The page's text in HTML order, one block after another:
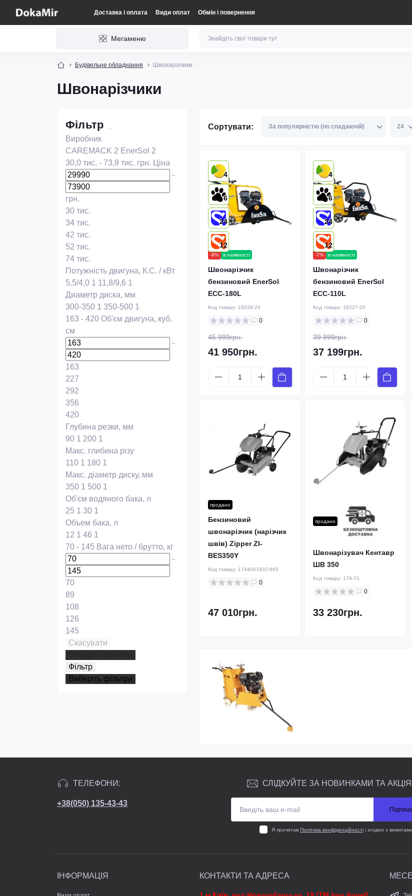
Доставка і оплата Види оплат Обмін і повернення
Мегаменю
Будівельне обладнання Швонарізчики
Швонарізчики
Фільтр
Виробник
CAREMACK 2 EnerSol 2
30,0 тис. - 73,9 тис. грн. Ціна
-
грн.
30 тис.
34 тис.
42 тис.
52 тис.
74 тис.
Потужність двигуна, К.С. / кВт
5,5/4,0 1 11,8/9,6 1
Диаметр диска, мм
300-350 1 350-500 1
163 - 420 Об'єм двигуна, куб.
см
-
163
227
292
356
420
Глубина резки, мм
90 1 200 1
Макс. глибина різу
110 1 180 1
Макс. діаметр диску, мм
350 1 500 1
Об'єм водяного бака, л
25 1 30 1
Объем бака, л
12 1 46 1
70 - 145 Вага нето / брутто, кг
-
70
89
108
126
145
Скасувати
Фільтр
Виберіть фільтри
Сортувати:
-9% в наявності
4
6
24
12
Швонарізчик
бензиновий EnerSol
ECC-180L
Код товару: 18228-20
0
45 999грн.
41 950грн.
-7% в наявності
4
6
24
12
Швонарізчик
бензиновий EnerSol
ECC-110L
Код товару: 18227-20
0
39 999грн.
37 199грн.
продано
Бензиновий
швонарізчик (нарізчик
швів) Zipper ZI-
BES350Y
Код товару: 1744041932-665
0
47 010грн.
продано
Швонарізувач Кентавр
ШВ 350
Код товару: 179-71
0
33 230грн.
ТЕЛЕФОНИ:
+38(050) 135-43-43
СЛІДКУЙТЕ ЗА НОВИНКАМИ ТА
Я прочитав Політика конфіденційностіі згоден з вимогами
ІНФОРМАЦІЯ КОНТАКТИ ТА АДРЕСА